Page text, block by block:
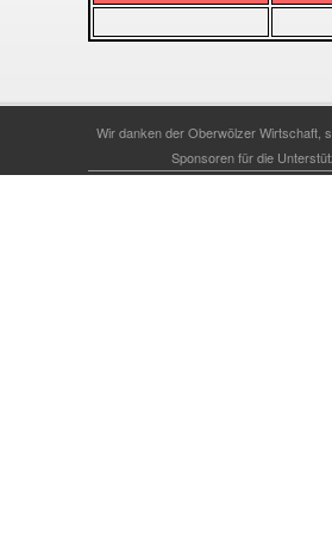
Wir danken der Oberwölzer Wirtschaft,
Sponsoren für die